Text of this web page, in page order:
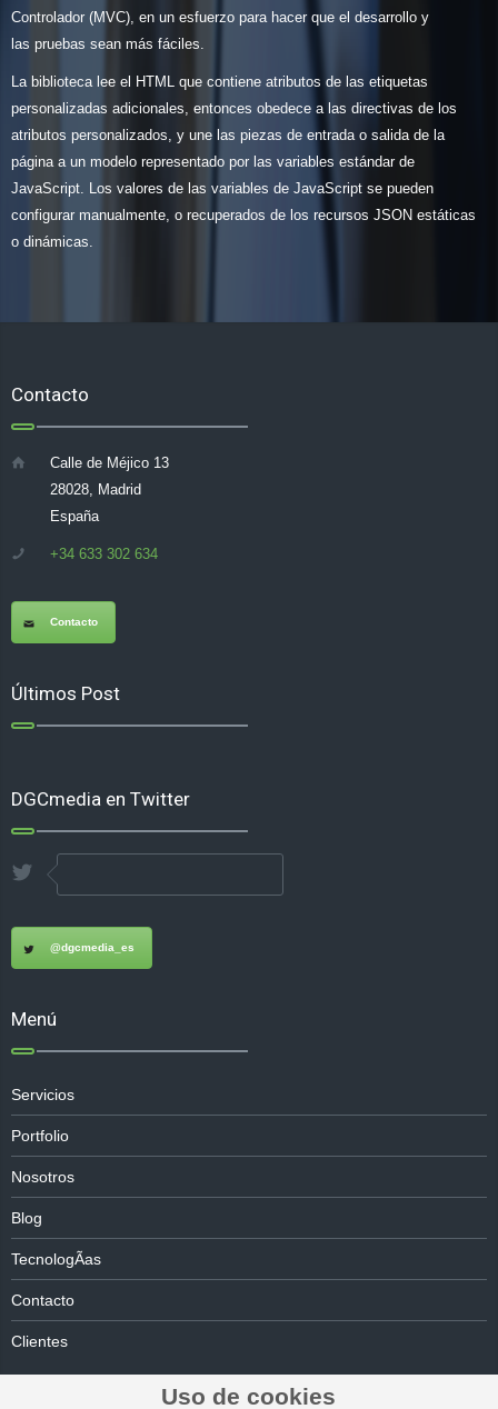
Controlador (MVC), en un esfuerzo para hacer que el desarrollo y
las pruebas sean más fáciles.
La biblioteca lee el HTML que contiene atributos de las etiquetas
personalizadas adicionales, entonces obedece a las directivas de los
atributos personalizados, y une las piezas de entrada o salida de la
página a un modelo representado por las variables estándar de
JavaScript. Los valores de las variables de JavaScript se pueden
configurar manualmente, o recuperados de los recursos JSON estáticas
o dinámicas.
Contacto
Calle de Méjico 13
28028, Madrid
España
+34 633 302 634
Contacto
Últimos Post
DGCmedia en Twitter
@dgcmedia_es
Menú
Servicios
Portfolio
Nosotros
Blog
TecnologÃ­as
Contacto
Clientes
Uso de cookies